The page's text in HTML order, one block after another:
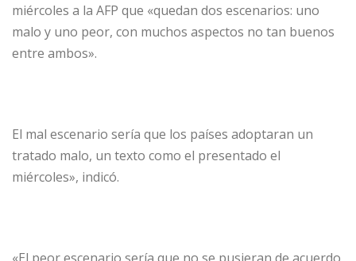
miércoles a la AFP que «quedan dos escenarios: uno
malo y uno peor, con muchos aspectos no tan buenos
entre ambos».
El mal escenario sería que los países adoptaran un
tratado malo, un texto como el presentado el
miércoles», indicó.